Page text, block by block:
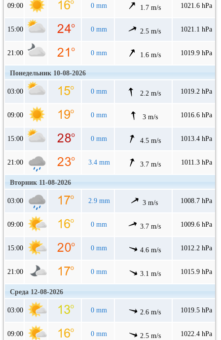
09:00 0 mm 1.7 m/s 1021.6 hPa
15:00 0 mm 2.5 m/s 1021.1 hPa
21:00 0 mm 1.6 m/s 1019.9 hPa
Понедельник 10-08-2026
03:00 0 mm 2.2 m/s 1019.2 hPa
09:00 0 mm 3 m/s 1016.6 hPa
15:00 0 mm 4.5 m/s 1013.4 hPa
21:00 3.4 mm 3.7 m/s 1011.3 hPa
Вторник 11-08-2026
03:00 2.9 mm 3 m/s 1008.7 hPa
09:00 0 mm 3.7 m/s 1009.6 hPa
15:00 0 mm 4.6 m/s 1012.2 hPa
21:00 0 mm 3.1 m/s 1015.9 hPa
Среда 12-08-2026
03:00 0 mm 2.6 m/s 1019.5 hPa
09:00 0 mm 2.5 m/s 1022.4 hPa